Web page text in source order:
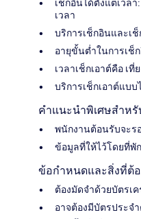
เช็กอินได้ตั้งแต่เวล
เวลา
บริการเช็กอินและเ
อายุขั้นต่ำในการเช็
เวลาเช็กเอาต์คือ เที่
บริการเช็กเอาต์แบบ
คำแนะนำพิเศษสำหรั
พนักงานต้อนรับจะร
ข้อมูลที่ให้ไว้โดยที่พั
ข้อกำหนดและสิ่งที่ต้
ต้องมัดจำด้วยบัตรเ
อาจต้องมีบัตรประจ